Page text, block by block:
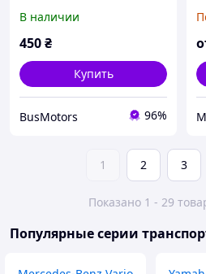
В наличии
450₴
Купить
BusMotors 96%
1 2 3
Показано 1 - 29
Популярные серии